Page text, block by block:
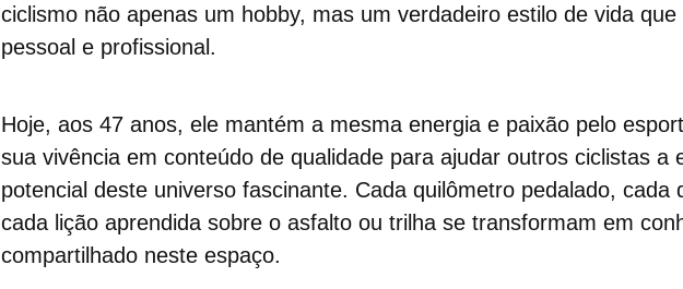
ciclismo não apenas um hobby, mas um verdadeiro estilo de vida
pessoal e profissional.
Hoje, aos 47 anos, ele mantém a mesma energia e paixão pelo
sua vivência em conteúdo de qualidade para ajudar outros ciclistas a
potencial deste universo fascinante. Cada quilômetro pedalado, cada
cada lição aprendida sobre o asfalto ou trilha se transformam em
compartilhado neste espaço.